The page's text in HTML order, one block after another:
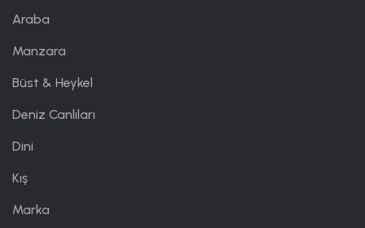
Araba
Manzara
Büst & Heykel
Deniz Canlıları
Dini
Kış
Marka